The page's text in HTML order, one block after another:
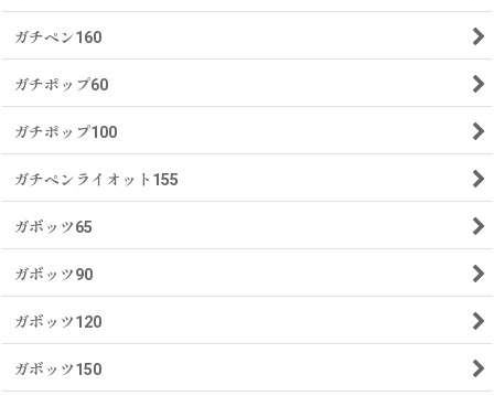
ガチペン160
ガチポップ60
ガチポップ100
ガチペンライオット155
ガボッツ65
ガボッツ90
ガボッツ120
ガボッツ150